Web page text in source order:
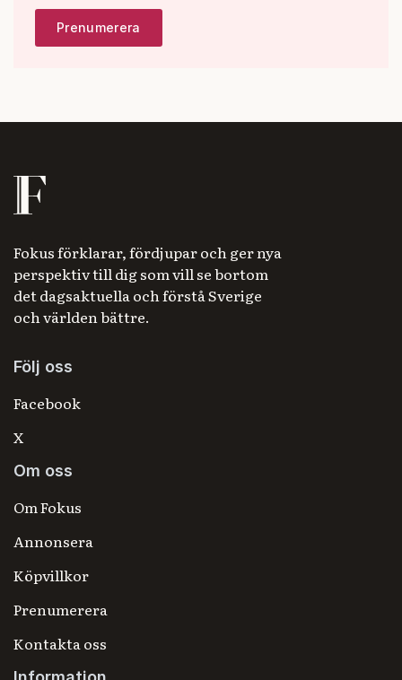
Fokus förklarar, fördjupar och ger nya
perspektiv till dig som vill se bortom
det dagsaktuella och förstå Sverige
och världen bättre.
Följ oss
Facebook
X
Om oss
Om Fokus
Annonsera
Köpvillkor
Prenumerera
Kontakta oss